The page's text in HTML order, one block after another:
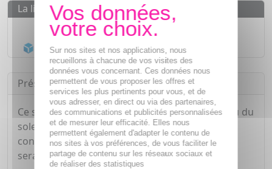
La livraison
Livraison gratuite dès55€
Acheminement Chronoposten 24h*
Présentation
Ce soin matifiant 3-en-1 SPF 50+ protège la peau du
soleil, tout en ayant un effet absorbant et en
contrôlant la production de sébum. Votre peau
sera matifiée, protégée des rayons UVA et UVB.
Sur nos sites et nos applications, nous
recueillons à chacune de vos visites des
données vous concernant. Ces données nous
permettent de vous proposer les offres et
services les plus pertinents pour vous, et de
vous adresser, en direct ou via des partenaires,
des communications et publicités personnalisées
et de mesurer leur efficacité. Elles nous
permettent également d'adapter le contenu de
nos sites à vos préférences, de vous faciliter le
partage de contenu sur les réseaux sociaux et
de réaliser des statistiques